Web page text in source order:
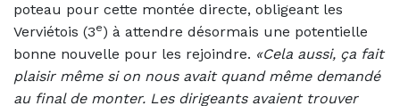
poteau pour cette montée directe, obligeant les
Verviétois (3e) à attendre désormais une potentielle
bonne nouvelle pour les rejoindre. «Cela aussi, ça fait
plaisir même si on nous avait quand même demandé
au final de monter. Les dirigeants avaient trouver